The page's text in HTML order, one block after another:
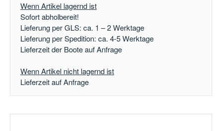
Wenn Artikel lagernd ist
Sofort abholbereit!
Lieferung per GLS: ca. 1 – 2 Werktage
Lieferung per Spedition: ca. 4-5 Werktage
Lieferzeit der Boote auf Anfrage
Wenn Artikel nicht lagernd ist
Lieferzeit auf Anfrage